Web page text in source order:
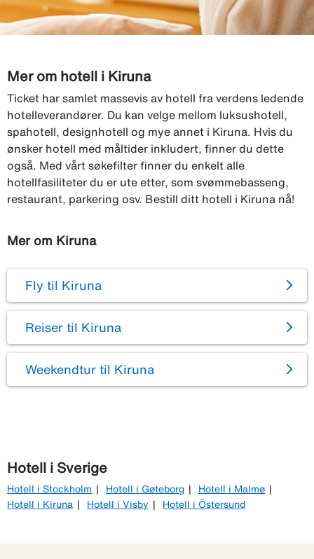
Mer om hotell i Kiruna
Ticket har samlet massevis av hotell fra verdens ledende
hotelleverandører. Du kan velge mellom luksushotell,
spahotell, designhotell og mye annet i Kiruna. Hvis du
ønsker hotell med måltider inkludert, finner du dette
også. Med vårt søkefilter finner du enkelt alle
hotellfasiliteter du er ute etter, som svømmebasseng,
restaurant, parkering osv. Bestill ditt hotell i Kiruna nå!
Mer om Kiruna
Fly til Kiruna
Reiser til Kiruna
Weekendtur til Kiruna
Hotell i Sverige
Hotell i Stockholm Hotell i Gøteborg
Hotell i Malmø
Hotell i Kiruna
Hotell i Visby Hotell i Östersund